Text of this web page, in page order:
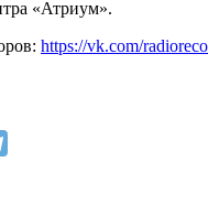
«Атриум».
https://vk.com/